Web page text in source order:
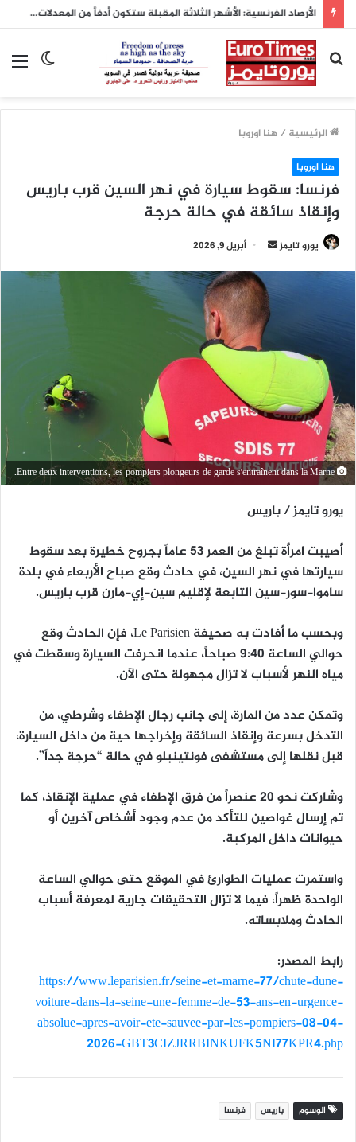
الوضع
بحث
عن
الرئيسية / هنا اوروبا
هنا اوروبا
فرنسا: سقوط سيارة في نهر السين قرب باريس
وإنقاذ سائقة في حالة حرجة
يورو تايمز
أرسل
إلكترونيا
أبريل 9, 2026
Entre deux interventions, les pompiers plongeurs de garde s'entraînent dans la Marne.
يورو تايمز / باريس
أُصيبت امرأة تبلغ من العمر 53 عاماً بجروح خطيرة بعد سقوط
سيارتها في نهر السين، في حادث وقع صباح الأربعاء في بلدة
ساموا-سور-سين التابعة لإقليم سين-إي-مارن قرب باريس.
وبحسب ما أفادت به صحيفة Le Parisien، فإن الحادث وقع
حوالي الساعة 9:40 صباحاً، عندما انحرفت السيارة وسقطت في
مياه النهر لأسباب لا تزال مجهولة حتى الآن.
وتمكن عدد من المارة، إلى جانب رجال الإطفاء وشرطي، من
التدخل بسرعة وإنقاذ السائقة وإخراجها حية من داخل السيارة،
قبل نقلها إلى مستشفى فونتينبلو في حالة “حرجة جداً”.
وشاركت نحو 20 عنصراً من فرق الإطفاء في عملية الإنقاذ، كما
تم إرسال غواصين للتأكد من عدم وجود أشخاص آخرين أو
حيوانات داخل المركبة.
واستمرت عمليات الطوارئ في الموقع حتى حوالي الساعة
الواحدة ظهراً، فيما لا تزال التحقيقات جارية لمعرفة أسباب
الحادث وملابساته.
رابط المصدر:
https://www.leparisien.fr/seine-et-marne-77/chute-dune-
voiture-dans-la-seine-une-femme-de-53-ans-en-urgence-
absolue-apres-avoir-ete-sauvee-par-les-pompiers-08-04-
2026-GBT3CIZJRRBINKUFK5NI77KPR4.php
الوسوم باريس فرنسا